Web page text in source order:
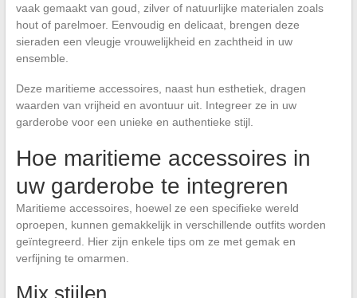
vaak gemaakt van goud, zilver of natuurlijke materialen zoals
hout of parelmoer. Eenvoudig en delicaat, brengen deze
sieraden een vleugje vrouwelijkheid en zachtheid in uw
ensemble.
Deze maritieme accessoires, naast hun esthetiek, dragen
waarden van vrijheid en avontuur uit. Integreer ze in uw
garderobe voor een unieke en authentieke stijl.
Hoe maritieme accessoires in
uw garderobe te integreren
Maritieme accessoires, hoewel ze een specifieke wereld
oproepen, kunnen gemakkelijk in verschillende outfits worden
geïntegreerd. Hier zijn enkele tips om ze met gemak en
verfijning te omarmen.
Mix stijlen